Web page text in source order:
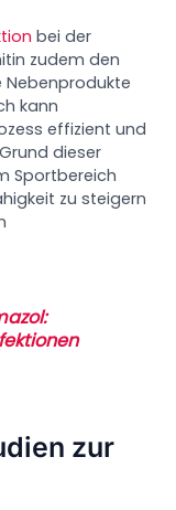
bei der
zudem den
Nebenprodukte
kann
effizient und
dieser
Sportbereich
zu steigern
zur